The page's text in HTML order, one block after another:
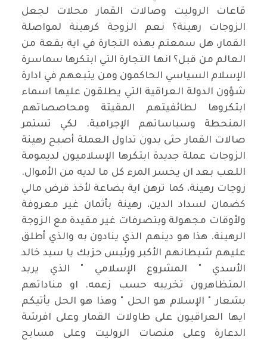
قاعات الروليت وصالات القمار محلات لجعل
الزوجات رهينة؟ نعم الزوجة كرهينة لمواصلة
القمار، هل سمعتم بهذه التجارة في اية بقعة من
العالم من قبل؟ انها التجارة التي ابتكرها سماسرة
الإسلام السياسي الحاكمون ومن يتبعهم في ادارة
شؤون الدولة العراقية التي يطلقون عليها اسماء
ابتكروها لطائفيتهم المقيتة ومحاصصاتهم
المنحطة وسياساتهم الإجرامية. لكي تستمر
صالات القمار حتى بدون تداول العملة أصبح رهينة
الزوجات عملة جديدة ابتكرها الإسلاميون لديمومة
اللعب بعد ان يخسر المرء كل ما لديه من الأموال.
زوجات رهينة، كما ترهن اية بضاعة لأخذ قرض مالي
كضمان لسداد الدين، رهينة بأثمان غير معروفة
ولأوقات مجهولة وبتصرفات غير مقيدة مع الزوجة
الرهينة. هذا هو دينهم الذي ينادون به والذي أطلق
عليهم شيطانهم الأكبر ورئيس حزبك يا سيد خالد
الأسدي " المشروع الإسلامي " الذي يريد
المتظاهرون تخريبه حسب زعمه. او مناداتهم
بشعار " الإسلام هو الحل " وهذا هو الحل يأتيكم
ايها العراقيون على طاولات القمار وعلى افرشة
الدعارة وعلى منصات الروليت وعلى مسابح